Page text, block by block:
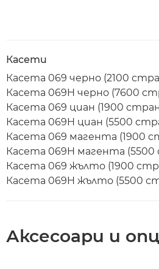
Касети
Касета 069 черно (2100
Касета 069H черно (7600
Касета 069 циан (1900
Касета 069H циан (5500
Касета 069 магента (1900
Касета 069H магента
Касета 069 жълто (1900
Касета 069H жълто (5500
Аксесоари и